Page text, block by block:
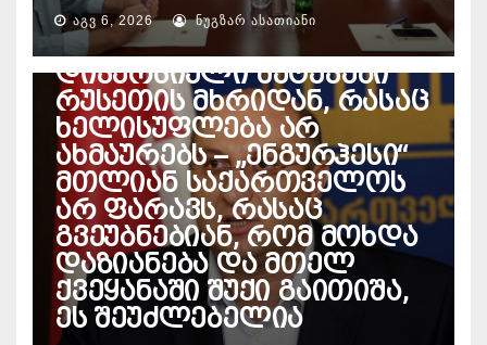
ᲐᲒᲕ 6, 2026 ᲜᲣᲒᲖᲐᲠ ᲐᲡᲐᲗᲘᲐᲜᲘ
პაატა დავითაია – ეჭვი
მაქვს, ხდება
დივერსიული შეტევები
რუსეთის მხრიდან, რასაც
ხელისუფლება არ
ახმაურებს – „ენგურჰესი“
მთლიან საქართველოს
არ ფარავს, რასაც
გვეუბნებიან, რომ მოხდა
დაზიანება და მთელ
ქვეყანაში შუქი გაითიშა,
ეს შეუძლებელია